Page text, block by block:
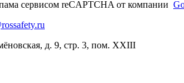
сервисом reCAPTCHA от компании
д. 9, стр. 3, пом. XXIII